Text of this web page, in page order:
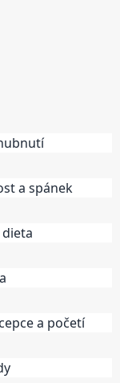
a spánek
dieta
a početí